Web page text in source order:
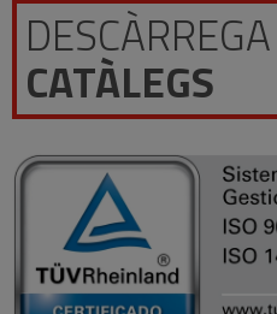
DESCÀRREGA
CATÀLEGS